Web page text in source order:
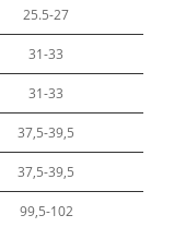
25.5-27
31-33
31-33
37,5-39,5
37,5-39,5
99,5-102